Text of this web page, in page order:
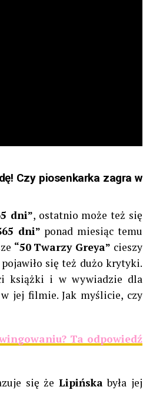
Czy piosenkarka zagra w
dni”, ostatnio może też się
dni” ponad miesiąc temu
“50 Twarzy Greya” cieszy
się też dużo krytyki.
książki i w wywiadzie dla
jej filmie. Jak myślicie, czy
Ta odpowiedź
się że Lipińska była jej